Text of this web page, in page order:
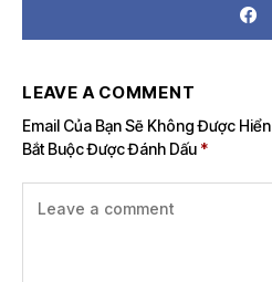
LEAVE A COMMENT
Email Của Bạn Sẽ Không Được
Bắt Buộc Được Đánh Dấu *